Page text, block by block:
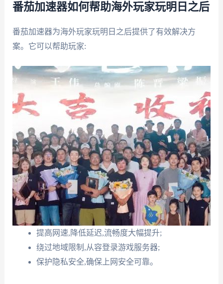
番茄加速器如何帮助海外玩家玩明日之后
番茄加速器为海外玩家玩明日之后提供了有效解决方
案。它可以帮助玩家:
提高网速,降低延迟,流畅度大幅提升;
绕过地域限制,从容登录游戏服务器;
保护隐私安全,确保上网安全可靠。